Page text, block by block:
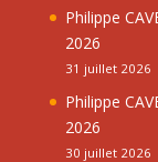
Philippe
2026
31 juillet 2026
Philippe
2026
30 juillet 2026